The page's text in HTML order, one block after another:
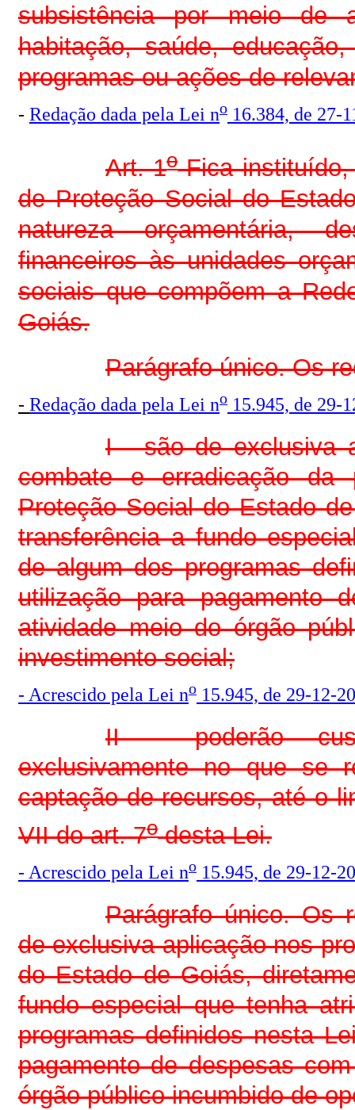
subsistência por meio de
habitação, saúde,
programas ou ações de
- Redação dada pela Lei no 16.384, de 27-
Art. 1oFica instituído,
de Proteção Social do
natureza orçamentária,
financeiros às unidades
sociais que compõem a
Goiás.
Parágrafo único. Os
- Redação dada pela Lei no 15.945, de 29-
I - são de exclusiva
combate e erradicação da
Proteção Social do Estado
transferência a fundo
de algum dos programas
utilização para pagamento
atividade meio do órgão
investimento social;
- Acrescido pela Lei no 15.945, de 29-12-
II - poderão
exclusivamente no que se
captação de recursos, até o
VII do art. 7odesta Lei.
- Acrescido pela Lei no 15.945, de 29-12-
Parágrafo único. Os
de exclusiva aplicação nos
do Estado de Goiás,
fundo especial que tenha
programas definidos nesta
pagamento de despesas
órgão público incumbido de